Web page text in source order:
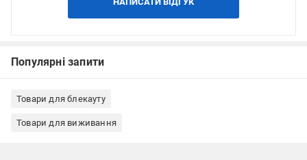
Популярні запити
Товари для блекауту
Товари для виживання